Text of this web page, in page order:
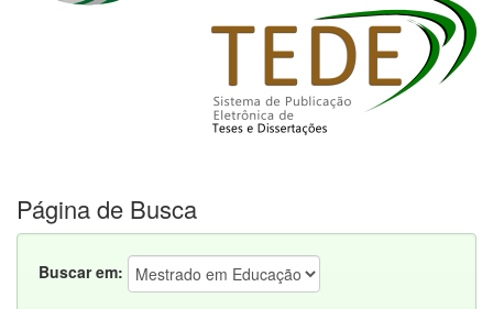
Página de Busca
Buscar em: